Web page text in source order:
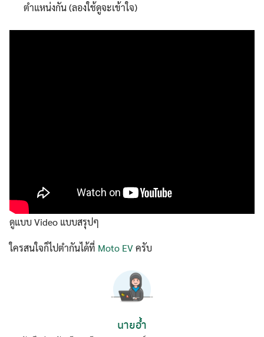
ตำแหน่งกัน (ลองใช้ดูจะเข้าใจ)
ดูแบบ Video แบบสรุปๆ
ใครสนใจก็ไปตำกันได้ที่ Moto EVครับ
นายอ้ำ